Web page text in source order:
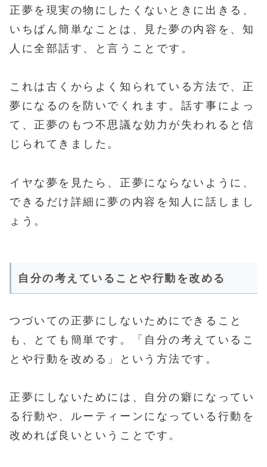
正夢を現実の物にしたくないときに出きる、
いちばん簡単なことは、見た夢の内容を、知
人に全部話す、と言うことです。
これは古くからよく知られている方法で、正
夢になるのを防いでくれます。話す事によっ
て、正夢のもつ不思議な効力が失われると信
じられてきました。
イヤな夢を見たら、正夢にならないように、
できるだけ詳細に夢の内容を知人に話しまし
ょう。
自分の考えていることや行動を改める
つづいての正夢にしないためにできること
も、とても簡単です。「自分の考えているこ
とや行動を改める」という方法です。
正夢にしないためには、自分の癖になってい
る行動や、ルーティーンになっている行動を
改めれば良いということです。